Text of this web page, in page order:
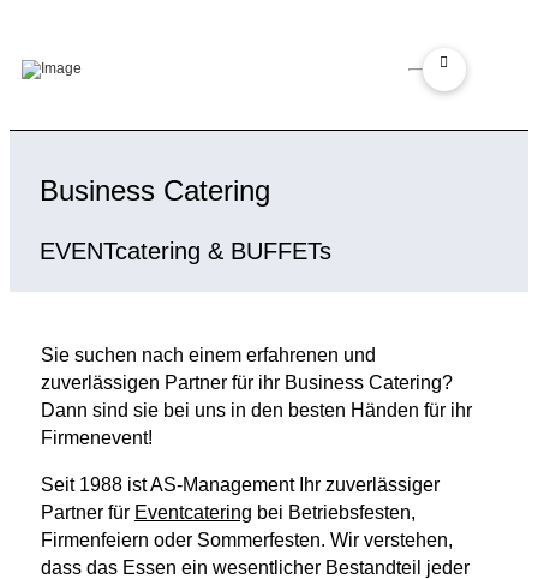
Business Catering
EVENTcatering & BUFFETs
Sie suchen nach einem erfahrenen und
zuverlässigen Partner für ihr Business Catering?
Dann sind sie bei uns in den besten Händen für ihr
Firmenevent!
Seit 1988 ist AS-Management Ihr zuverlässiger
Partner für Eventcatering bei Betriebsfesten,
Firmenfeiern oder Sommerfesten. Wir verstehen,
dass das Essen ein wesentlicher Bestandteil jeder